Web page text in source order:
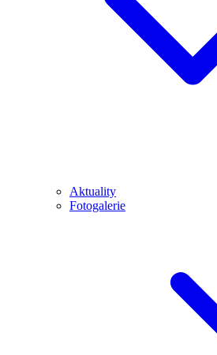
Aktuality
Fotogalerie